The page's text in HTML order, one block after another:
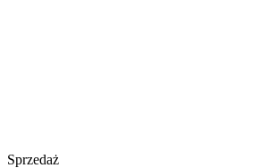
Sprzedaż